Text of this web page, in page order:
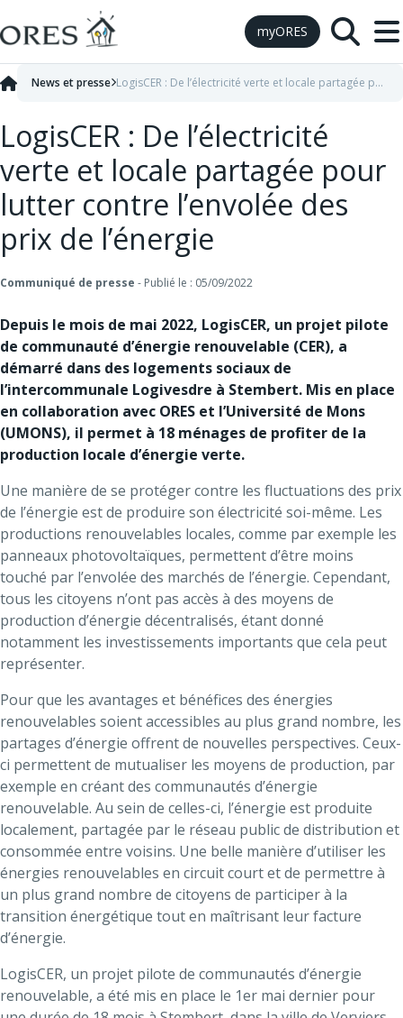
Skip to Content
myORES
LogisCER : De l’électricité
verte et locale partagée pour
lutter contre l’envolée des
prix de l’énergie
Communiqué de presse - Publié le : 05/09/2022
News et presse LogisCER : De l’électricité verte et locale partagée pour lutter contre l’envolée des prix de l’énergie
Depuis le mois de mai 2022, LogisCER, un projet pilote
de communauté d’énergie renouvelable (CER), a
démarré dans des logements sociaux de
l’intercommunale Logivesdre à Stembert. Mis en place
en collaboration avec ORES et l’Université de Mons
(UMONS), il permet à 18 ménages de profiter de la
production locale d’énergie verte.
Une manière de se protéger contre les fluctuations des prix
de l’énergie est de produire son électricité soi-même. Les
productions renouvelables locales, comme par exemple les
panneaux photovoltaïques, permettent d’être moins
touché par l’envolée des marchés de l’énergie. Cependant,
tous les citoyens n’ont pas accès à des moyens de
production d’énergie décentralisés, étant donné
notamment les investissements importants que cela peut
représenter.
Pour que les avantages et bénéfices des énergies
renouvelables soient accessibles au plus grand nombre, les
partages d’énergie offrent de nouvelles perspectives. Ceux-
ci permettent de mutualiser les moyens de production, par
exemple en créant des communautés d’énergie
renouvelable. Au sein de celles-ci, l’énergie est produite
localement, partagée par le réseau public de distribution et
consommée entre voisins. Une belle manière d’utiliser les
énergies renouvelables en circuit court et de permettre à
un plus grand nombre de citoyens de participer à la
transition énergétique tout en maîtrisant leur facture
d’énergie.
LogisCER, un projet pilote de communautés d’énergie
renouvelable, a été mis en place le 1er mai dernier pour